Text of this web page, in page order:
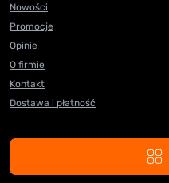
Nowości
Promocje
Opinie
O firmie
Kontakt
Dostawa i płatność